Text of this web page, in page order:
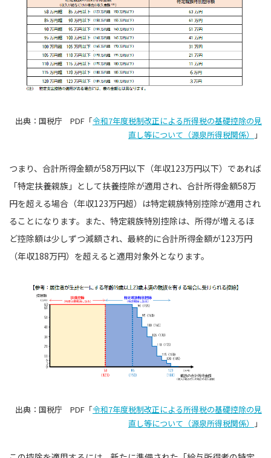
出典：国税庁 PDF「令和7年度税制改正による所得税の基礎控除の見
直し等について（源泉所得税関係）
」
つまり、合計所得金額が58万円以下（年収123万円以下）であれば
「特定扶養親族」として扶養控除が適用され、合計所得金額58万
円を超える場合（年収123万円超）は特定親族特別控除が適用され
ることになります。また、特定親族特別控除は、所得が増えるほ
ど控除額は少しずつ減額され、最終的に合計所得金額が123万円
（年収188万円）を超えると適用対象外となります。
出典：国税庁 PDF「令和7年度税制改正による所得税の基礎控除の見
直し等について（源泉所得税関係）
」